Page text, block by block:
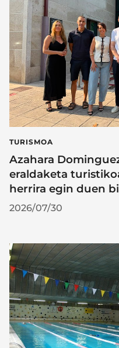
TURISMOA
Azahara
eraldaketa
herrira egin duen
2026/07/30